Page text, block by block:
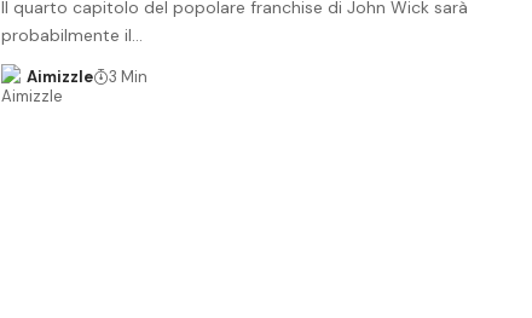
Il quarto capitolo del popolare franchise di John Wick sarà
probabilmente il…
Aimizzle 3 Min